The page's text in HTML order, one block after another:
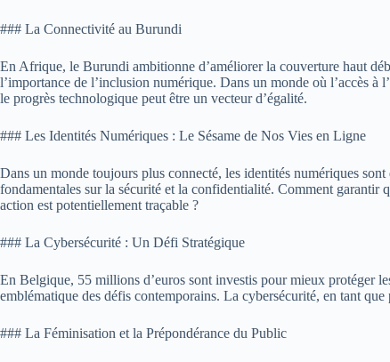
### La Connectivité au Burundi
En Afrique, le Burundi ambitionne d’améliorer la couverture haut
l’importance de l’inclusion numérique. Dans un monde où l’accès
le progrès technologique peut être un vecteur d’égalité.
### Les Identités Numériques : Le Sésame de Nos Vies en Ligne
Dans un monde toujours plus connecté, les identités numériques
fondamentales sur la sécurité et la confidentialité. Comment garantir
action est potentiellement traçable ?
### La Cybersécurité : Un Défi Stratégique
En Belgique, 55 millions d’euros sont investis pour mieux protéger
emblématique des défis contemporains. La cybersécurité, en tant
### La Féminisation et la Prépondérance du Public